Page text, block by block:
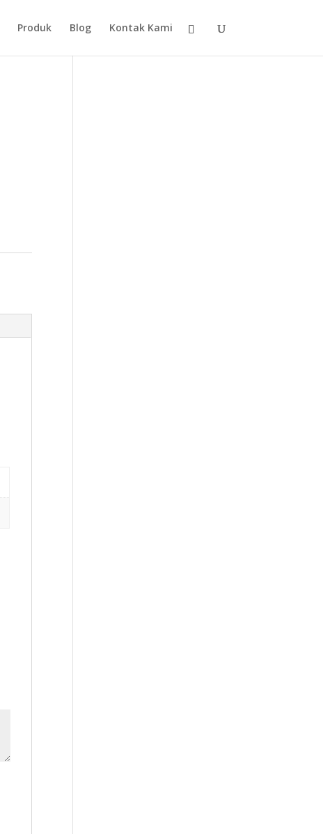
Produk Blog Kontak Kami